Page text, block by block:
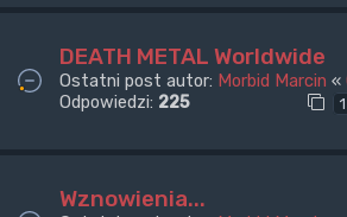
DEATH METAL Worldwide
Ostatni post autor: Morbid Marcin «
Odpowiedzi: 225 1
Wznowienia...